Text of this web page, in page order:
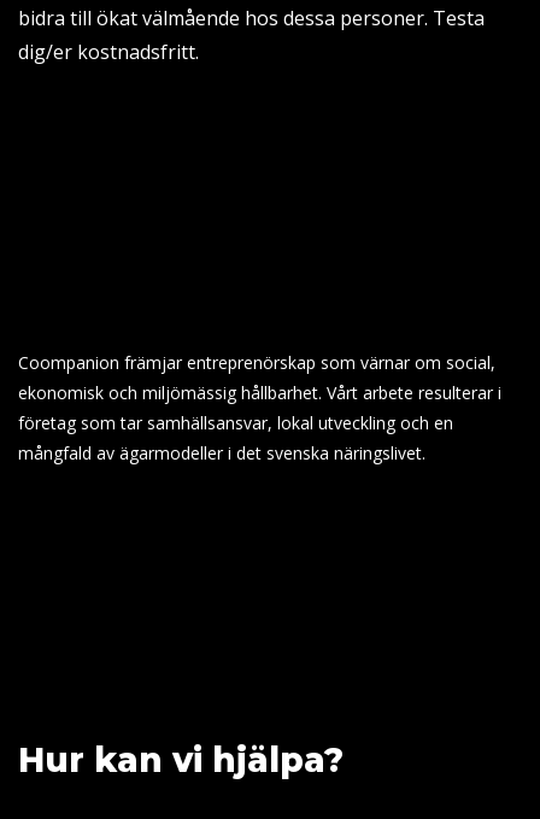
bidra till ökat välmående hos dessa personer. Testa
dig/er kostnadsfritt.
Coompanion främjar entreprenörskap som värnar om social,
ekonomisk och miljömässig hållbarhet. Vårt arbete resulterar i
företag som tar samhällsansvar, lokal utveckling och en
mångfald av ägarmodeller i det svenska näringslivet.
Hur kan vi hjälpa?